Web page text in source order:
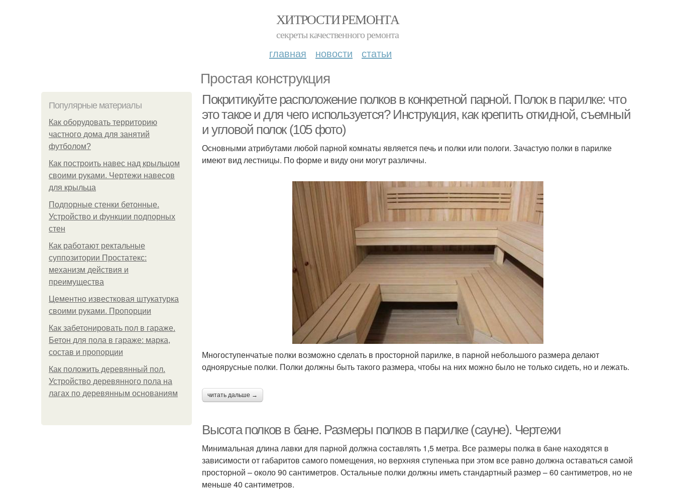
ХИТРОСТИ РЕМОНТА
секреты качественного ремонта
главная новости статьи
Простая конструкция
Популярные материалы
Как оборудовать территорию
частного дома для занятий
футболом?
Как построить навес над крыльцом
своими руками. Чертежи навесов
для крыльца
Подпорные стенки бетонные.
Устройство и функции подпорных
стен
Как работают ректальные
суппозитории Простатекс:
механизм действия и
преимущества
Цементно известковая штукатурка
своими руками. Пропорции
Как забетонировать пол в гараже.
Бетон для пола в гараже: марка,
состав и пропорции
Как положить деревянный пол.
Устройство деревянного пола на
лагах по деревянным основаниям
Покритикуйте расположение полков в конкретной парной. Полок в парилке: что
это такое и для чего используется? Инструкция, как крепить откидной, съемный
и угловой полок (105 фото)
Основными атрибутами любой парной комнаты является печь и полки или пологи. Зачастую полки в парилке
имеют вид лестницы. По форме и виду они могут различны.
Многоступенчатые полки возможно сделать в просторной парилке, в парной небольшого размера делают
одноярусные полки. Полки должны быть такого размера, чтобы на них можно было не только сидеть, но и лежать.
читать дальше →
Высота полков в бане. Размеры полков в парилке (сауне). Чертежи
Минимальная длина лавки для парной должна составлять 1,5 метра. Все размеры полка в бане находятся в
зависимости от габаритов самого помещения, но верхняя ступенька при этом все равно должна оставаться самой
просторной – около 90 сантиметров. Остальные полки должны иметь стандартный размер – 60 сантиметров, но не
меньше 40 сантиметров.